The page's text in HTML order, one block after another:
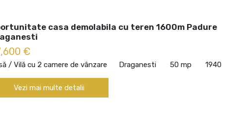
casa demolabila cu teren 1600m Padure
€
/ Vilă cu 2 camere de vânzare Draganesti 50 mp 1940
Vezi mai multe detalii